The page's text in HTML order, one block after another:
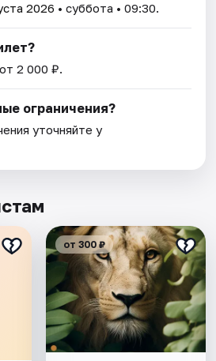
2026 • суббота • 09:30.
2 000 ₽.
ограничения?
уточняйте у
от 300 ₽